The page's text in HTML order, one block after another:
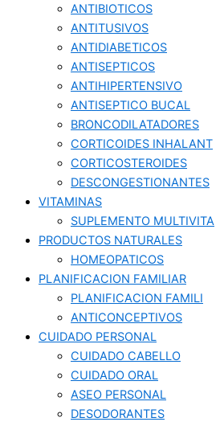
ANTIBIOTICOS
ANTITUSIVOS
ANTIDIABETICOS
ANTISEPTICOS
ANTIHIPERTENSIVO
ANTISEPTICO BUCAL
BRONCODILATADORES
CORTICOIDES INHALANT
CORTICOSTEROIDES
DESCONGESTIONANTES
VITAMINAS
SUPLEMENTO MULTIVITA
PRODUCTOS NATURALES
HOMEOPATICOS
PLANIFICACION FAMILIAR
PLANIFICACION FAMILI
ANTICONCEPTIVOS
CUIDADO PERSONAL
CUIDADO CABELLO
CUIDADO ORAL
ASEO PERSONAL
DESODORANTES